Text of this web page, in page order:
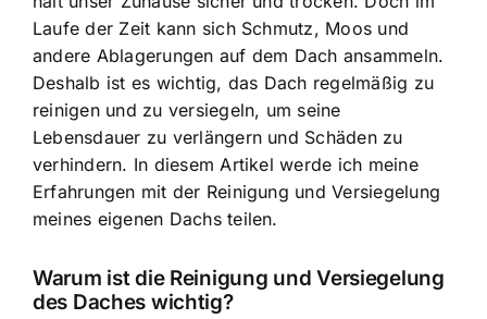
Laufe der Zeit kann sich Schmutz, Moos und
andere Ablagerungen auf dem Dach ansammeln.
Deshalb ist es wichtig, das Dach regelmäßig zu
reinigen und zu versiegeln, um seine
Lebensdauer zu verlängern und Schäden zu
verhindern. In diesem Artikel werde ich meine
Erfahrungen mit der Reinigung und Versiegelung
meines eigenen Dachs teilen.
Warum ist die Reinigung und Versiegelung
des Daches wichtig?